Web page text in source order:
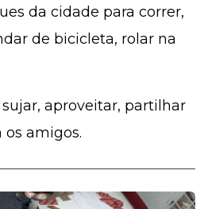
da cidade para correr,
de bicicleta, rolar na
sujar, aproveitar, partilhar
amigos.